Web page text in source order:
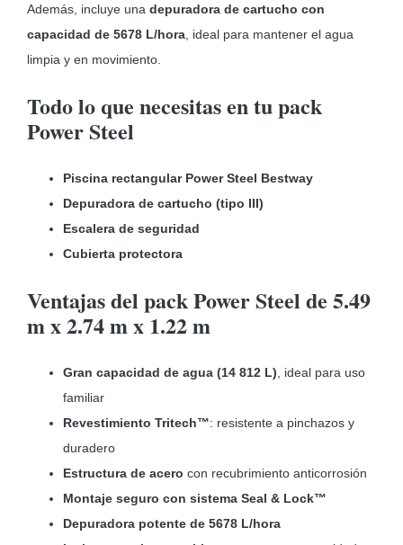
Además, incluye una depuradora de cartucho con
capacidad de 5678 L/hora, ideal para mantener el agua
limpia y en movimiento.
Todo lo que necesitas en tu pack
Power Steel
Piscina rectangular Power Steel Bestway
Depuradora de cartucho (tipo III)
Escalera de seguridad
Cubierta protectora
Ventajas del pack Power Steel de 5.49
m x 2.74 m x 1.22 m
Gran capacidad de agua (14 812 L) , ideal para uso
familiar
Revestimiento Tritech™: resistente a pinchazos y
duradero
Estructura de acero con recubrimiento anticorrosión
Montaje seguro con sistema Seal & Lock™
Depuradora potente de 5678 L/hora